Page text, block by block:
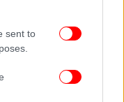
sent to
η κυβέρνηση
επανένταξη της
S-400